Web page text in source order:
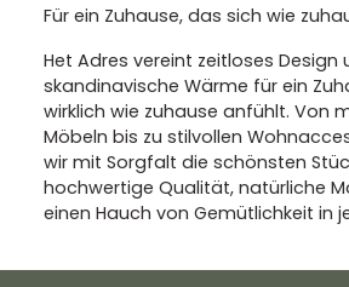
Für ein Zuhause, das sich wie
Het Adres vereint zeitloses Design
skandinavische Wärme für ein
wirklich wie zuhause anfühlt. Von
Möbeln bis zu stilvollen
wir mit Sorgfalt die schönsten
hochwertige Qualität, natürliche
einen Hauch von Gemütlichkeit in